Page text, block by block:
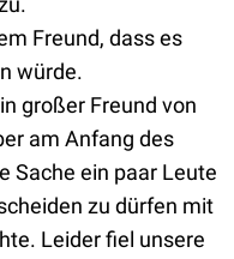
Freund, dass es
würde.
großer Freund von
am Anfang des
Sache ein paar Leute
zu dürfen mit
Leider fiel unsere